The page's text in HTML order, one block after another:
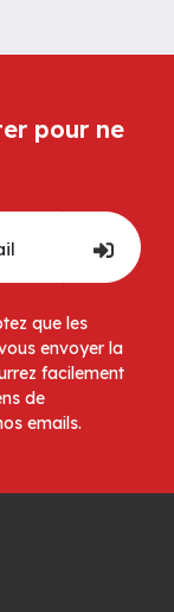
pour ne
que les
envoyer la
facilement
de
emails.